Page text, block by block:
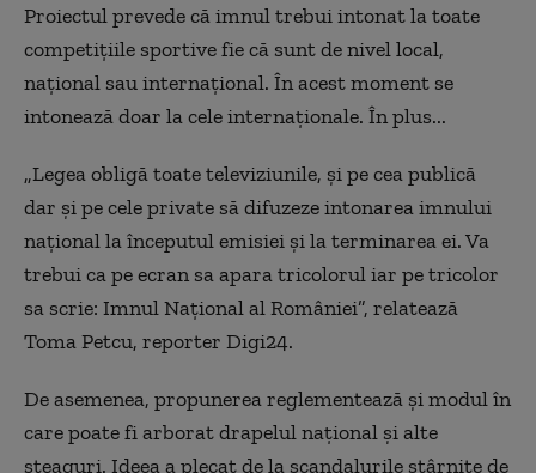
Proiectul prevede că imnul trebui intonat la toate
competiţiile sportive fie că sunt de nivel local,
naţional sau internaţional. În acest moment se
intonează doar la cele internaţionale. În plus...
„Legea obligă toate televiziunile, şi pe cea publică
dar şi pe cele private să difuzeze intonarea imnului
naţional la începutul emisiei şi la terminarea ei. Va
trebui ca pe ecran sa apara tricolorul iar pe tricolor
sa scrie: Imnul Naţional al României”, relatează
Toma Petcu, reporter Digi24.
De asemenea, propunerea reglementează şi modul în
care poate fi arborat drapelul naţional şi alte
steaguri. Ideea a plecat de la scandalurile stârnite de